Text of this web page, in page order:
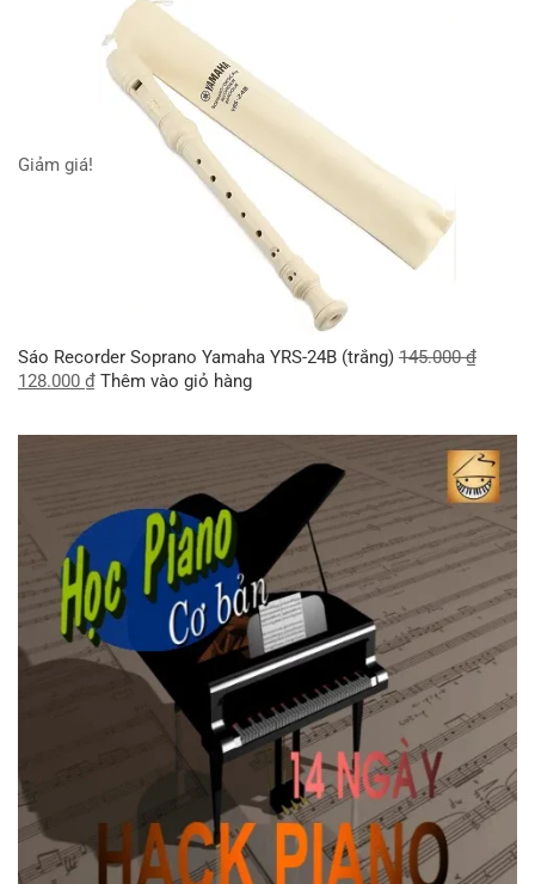
Giảm giá!
Sáo Recorder Soprano Yamaha YRS-24B (trắng) 145.000₫
128.000 ₫ Thêm vào giỏ hàng